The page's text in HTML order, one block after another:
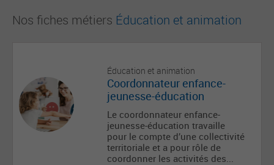
Nos fiches métiers Éducation et animation
Éducation et animation
Coordonnateur enfance-
jeunesse-éducation
Le coordonnateur enfance-
jeunesse-éducation travaille
pour le compte d’une collectivité
territoriale et a pour rôle de
coordonner les activités des...